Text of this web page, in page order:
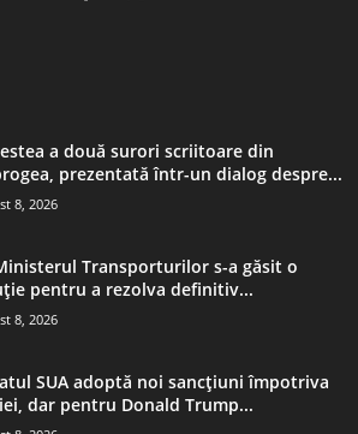
a două surori scriitoare din
prezentată într-un dialog despre...
8, 2026
Transporturilor s-a găsit o
pentru a rezolva definitiv...
8, 2026
SUA adoptă noi sancțiuni împotriva
dar pentru Donald Trump...